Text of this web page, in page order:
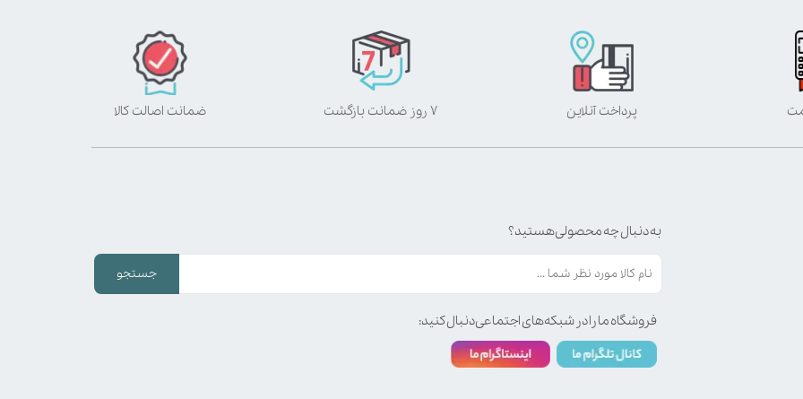
پرداخت آنلاین ۷ روز ضمانت بازگشت ضمانت اصالت کالا
به دنبال چه محصولی هستید؟
جستجو
فروشگاه ما را در شبکه‌های اجتماعی دنبال کنید: